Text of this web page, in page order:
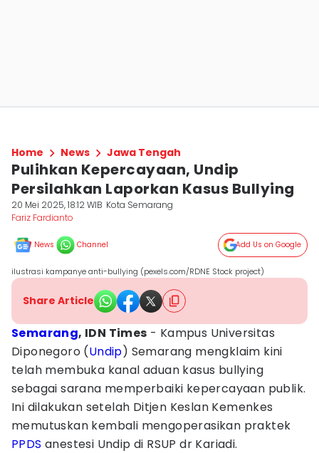
Home News Jawa Tengah
Pulihkan Kepercayaan, Undip
Persilahkan Laporkan Kasus Bullying
20 Mei 2025, 18:12 WIB Kota Semarang
Fariz Fardianto
News Channel Add Us on Google
ilustrasi kampanye anti-bullying (pexels.com/RDNE Stock project)
Share Article
Semarang, IDN Times - Kampus Universitas
Diponegoro (Undip) Semarang mengklaim kini
telah membuka kanal aduan kasus bullying
sebagai sarana memperbaiki kepercayaan publik.
Ini dilakukan setelah Ditjen Keslan Kemenkes
memutuskan kembali mengoperasikan praktek
PPDS anestesi Undip di RSUP dr Kariadi.